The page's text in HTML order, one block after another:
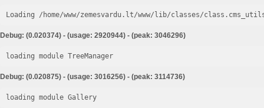
Loading /home/www/zemesvardu.lt/www/lib/classes/
Debug: (0.020374) - (usage: 2920944) - (peak: 3046296)
loading module TreeManager
Debug: (0.020875) - (usage: 3016256) - (peak: 3114736)
loading module Gallery